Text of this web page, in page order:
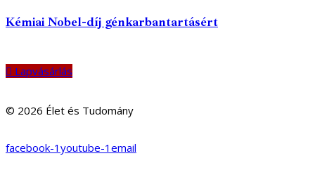
Kémiai Nobel-díj génkarbantartásért
Lapvásárlás
© 2026 Élet és Tudomány
facebook-1 youtube-1 email